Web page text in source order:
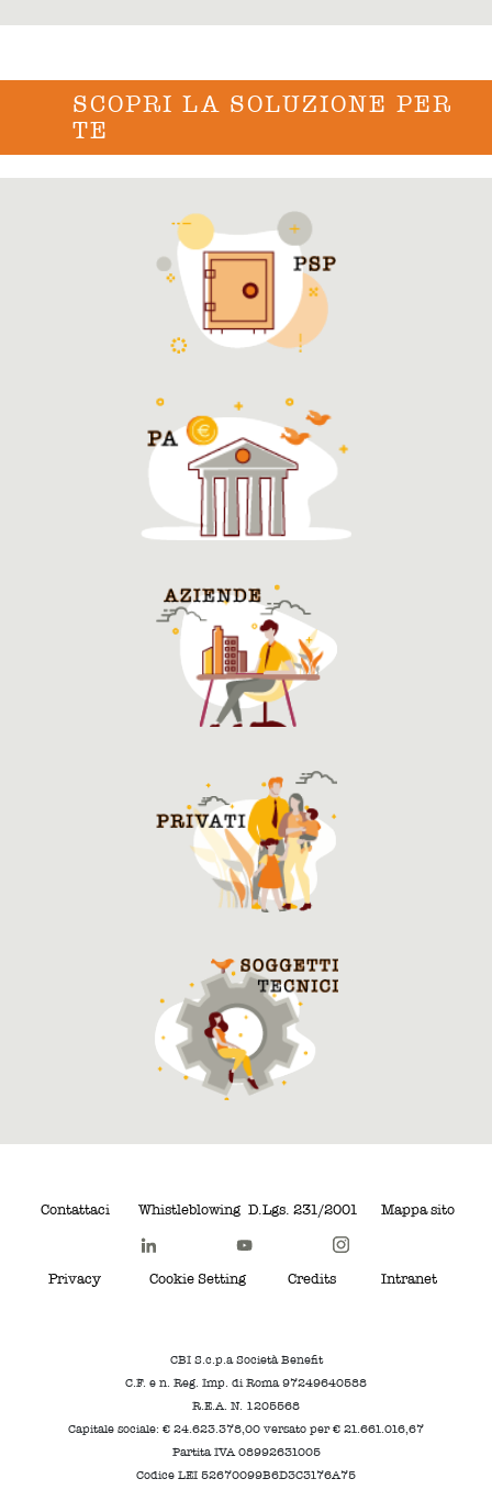
SCOPRI LA SOLUZIONE PER
TE
Contattaci Whistleblowing D.Lgs. 231/2001 Mappa sito
Privacy Cookie Setting Credits Intranet
CBI S.c.p.a Società Benefit
C.F. e n. Reg. Imp. di Roma 97249640588
R.E.A. N. 1205568
Capitale sociale: € 24.623.378,00 versato per € 21.661.016,67
Partita IVA 08992631005
Codice LEI 52670099B6D3C3176A75